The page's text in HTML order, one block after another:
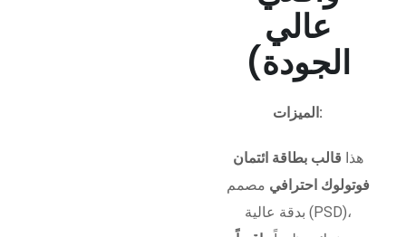
عالي
الجودة)
الميزات:
هذا قالب بطاقة ائتمان
فوتولوك احترافي مصمم
بدقة عالية (PSD)،